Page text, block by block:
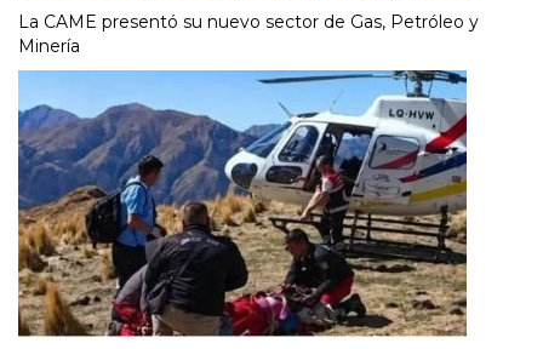
La CAME presentó su nuevo sector de Gas, Petróleo y
Minería